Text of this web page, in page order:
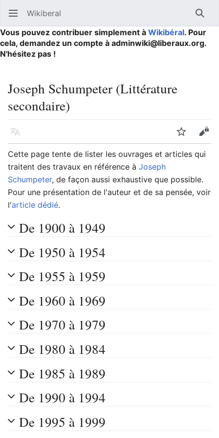
Ouvrir le menu principal Wikiberal
Vous pouvez contribuer simplement à Wikibéral. Pour
cela, demandez un compte à adminwiki@liberaux.org.
N'hésitez pas !
Joseph Schumpeter (Littérature
secondaire)
Langue Suivre
Cette page tente de lister les ouvrages et articles qui
traitent des travaux en référence à Joseph
Schumpeter, de façon aussi exhaustive que possible.
Pour une présentation de l'auteur et de sa pensée, voir
l'article dédié.
De 1900 à 1949
De 1950 à 1954
De 1955 à 1959
De 1960 à 1969
De 1970 à 1979
De 1980 à 1984
De 1985 à 1989
De 1990 à 1994
De 1995 à 1999